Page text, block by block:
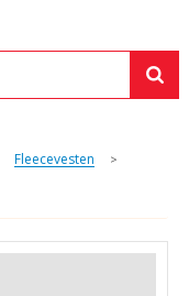
Fleecevesten >